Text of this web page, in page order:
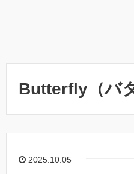
Butterfly（バ
2025.10.05